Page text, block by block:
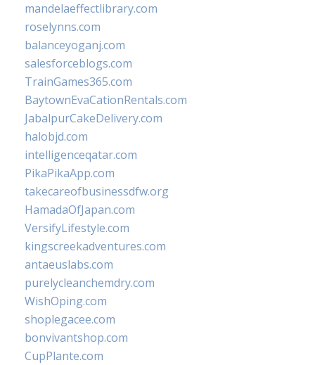
mandelaeffectlibrary.com
roselynns.com
balanceyoganj.com
salesforceblogs.com
TrainGames365.com
BaytownEvaCationRentals.com
JabalpurCakeDelivery.com
halobjd.com
intelligenceqatar.com
PikaPikaApp.com
takecareofbusinessdfw.org
HamadaOfJapan.com
VersifyLifestyle.com
kingscreekadventures.com
antaeuslabs.com
purelycleanchemdry.com
WishOping.com
shoplegacee.com
bonvivantshop.com
CupPlante.com